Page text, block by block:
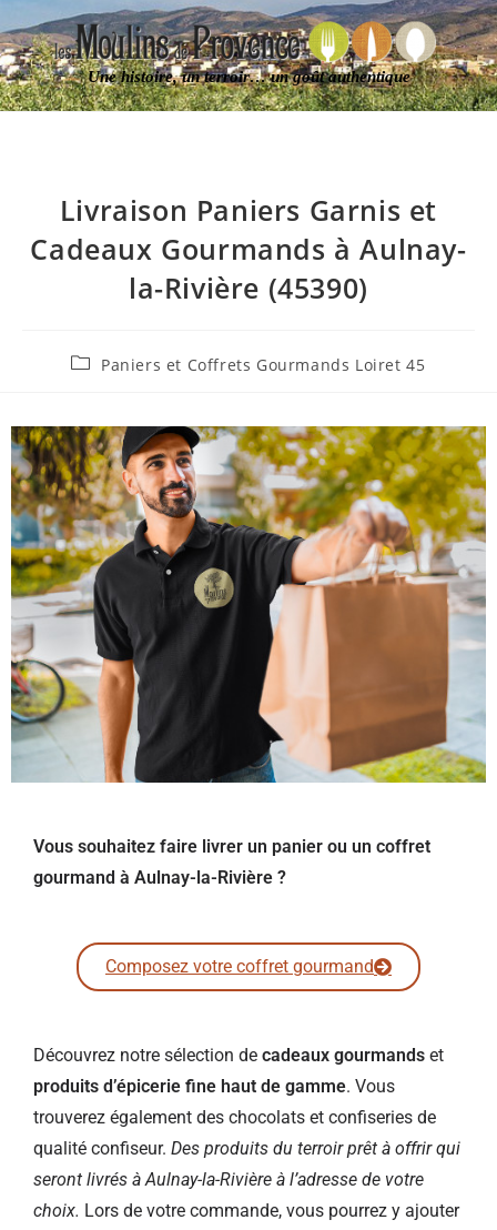
Une histoire, un terroir… un goût authentique
Livraison Paniers Garnis et
Cadeaux Gourmands à Aulnay-
la-Rivière (45390)
Paniers et Coffrets Gourmands Loiret 45
Vous souhaitez faire livrer un panier ou un coffret
gourmand à Aulnay-la-Rivière ?
Composez votre coffret gourmand
Découvrez notre sélection de cadeaux gourmands et
produits d’épicerie fine haut de gamme. Vous
trouverez également des chocolats et confiseries de
qualité confiseur. Des produits du terroir prêt à offrir qui
seront livrés à Aulnay-la-Rivière à l’adresse de votre
choix. Lors de votre commande, vous pourrez y ajouter